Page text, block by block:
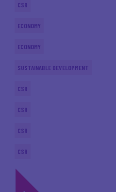
CSR
ECONOMY
ECONOMY
SUSTAINABLE DEVELOPMENT
CSR
CSR
CSR
CSR